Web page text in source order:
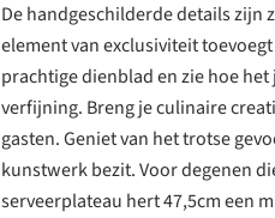
De handgeschilderde details zijn
element van exclusiviteit
prachtige dienblad en zie hoe
verfijning. Breng je culinaire
gasten. Geniet van het trotse
kunstwerk bezit. Voor degenen
serveerplateau hert 47,5cm een